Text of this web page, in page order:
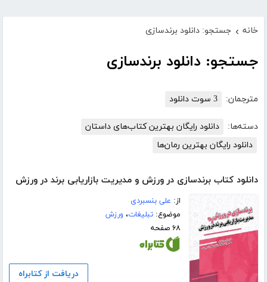
خانه › جستجو: دانلود برندسازی
جستجو: دانلود برندسازی
مترجمان: 3 سوت دانلود
دسته‌ها:
دانلود رایگان بهترین کتاب‌های داستان
دانلود رایگان بهترین رمان‌ها
دانلود کتاب برندسازی در ورزش و مدیریت بازاریابی برند در ورزش
از: علی بنسبردی
موضوع:تبلیغات، ورزش
۶۸ صفحه
دریافت از کتابراه